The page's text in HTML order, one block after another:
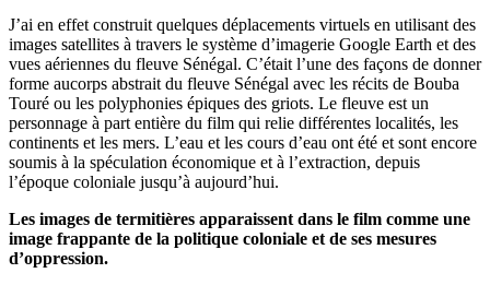
J’ai en effet construit quelques déplacements virtuels en utilisant des
images satellites à travers le système d’imagerie Google Earth et des
vues aériennes du fleuve Sénégal. C’était l’une des façons de donner
forme aucorps abstrait du fleuve Sénégal avec les récits de Bouba
Touré ou les polyphonies épiques des griots. Le fleuve est un
personnage à part entière du film qui relie différentes localités, les
continents et les mers. L’eau et les cours d’eau ont été et sont encore
soumis à la spéculation économique et à l’extraction, depuis
l’époque coloniale jusqu’à aujourd’hui.
Les images de termitières apparaissent dans le film comme une
image frappante de la politique coloniale et de ses mesures
d’oppression.